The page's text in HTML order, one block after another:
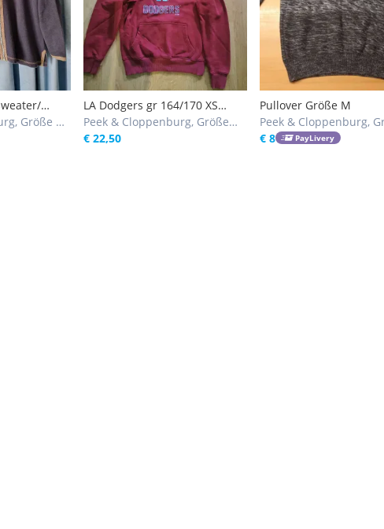
100 % BW
Größe ab
LA Dodgers gr 164/170 XS
Sweatshirt mit Kapuze , NP
74,99 €
Peek & Cloppenburg, Größe
164, 170
€ 22,50
Pullover Größe M
Peek & Cloppenburg,
152
€ 8 PayLivery